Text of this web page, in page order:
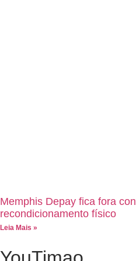
Memphis Depay fica fora
recondicionamento físico
Leia Mais »